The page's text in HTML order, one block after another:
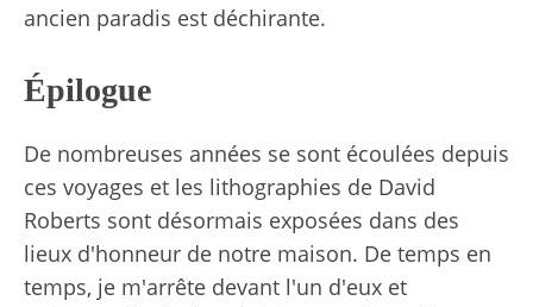
ancien paradis est déchirante.
Épilogue
De nombreuses années se sont écoulées depuis
ces voyages et les lithographies de David
Roberts sont désormais exposées dans des
lieux d'honneur de notre maison. De temps en
temps, je m'arrête devant l'un d'eux et